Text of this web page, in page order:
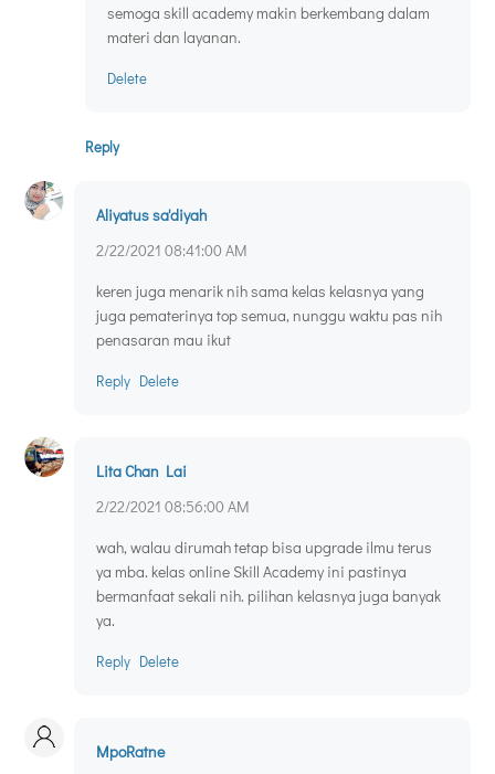
semoga skill academy makin berkembang dalam
materi dan layanan.
Delete
Reply
Aliyatus sa'diyah
2/22/2021 08:41:00 AM
keren juga menarik nih sama kelas kelasnya yang
juga pematerinya top semua, nunggu waktu pas nih
penasaran mau ikut
Reply Delete
Lita Chan Lai
2/22/2021 08:56:00 AM
wah, walau dirumah tetap bisa upgrade ilmu terus
ya mba. kelas online Skill Academy ini pastinya
bermanfaat sekali nih. pilihan kelasnya juga banyak
ya.
Reply Delete
MpoRatne